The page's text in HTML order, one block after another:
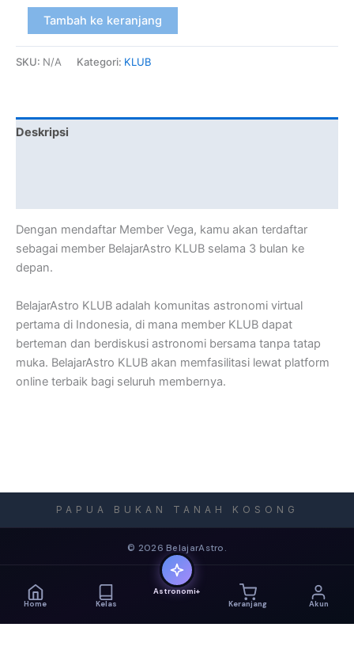
Home Kelas
Astronomi+
Keranjang
Akun
Tambah ke keranjang
SKU: N/A Kategori: KLUB
Deskripsi
Dengan mendaftar Member Vega, kamu akan terdaftar
sebagai member BelajarAstro KLUB selama 3 bulan ke
depan.
BelajarAstro KLUB adalah komunitas astronomi virtual
pertama di Indonesia, di mana member KLUB dapat
berteman dan berdiskusi astronomi bersama tanpa tatap
muka. BelajarAstro KLUB akan memfasilitasi lewat platform
online terbaik bagi seluruh membernya.
PAPUA BUKAN TANAH KOSONG
© 2026 BelajarAstro.